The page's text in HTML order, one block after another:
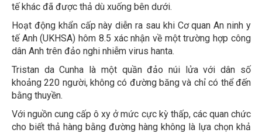
tế khác đã được thả dù xuống bên dưới.
Hoạt động khẩn cấp này diễn ra sau khi Cơ quan An ninh y
tế Anh (UKHSA) hôm 8.5 xác nhận về một trường hợp công
dân Anh trên đảo nghi nhiễm virus hanta.
Tristan da Cunha là một quần đảo núi lửa với dân số
khoảng 220 người, không có đường băng và chỉ có thể đến
bằng thuyền.
Với nguồn cung cấp ô xy ở mức cực kỳ thấp, các quan chức
cho biết thả hàng bằng đường hàng không là lựa chọn khả